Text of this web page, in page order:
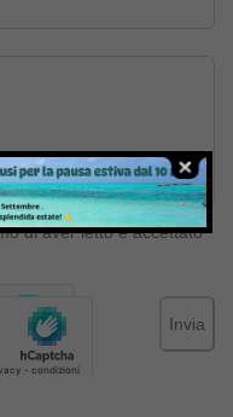
di aver letto e accettato
Invia